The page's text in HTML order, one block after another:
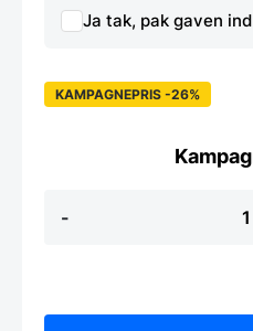
Ja tak, pak gaven ind
-
SUPER
-
KAMPAGNEPRIS -26%